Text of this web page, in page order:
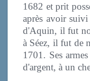
1682 et prit
après avoir
d'Aquin, il fut
à Séez, il fut de
1701. Ses
d'argent, à un